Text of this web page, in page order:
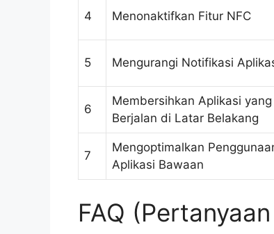
4 Menonaktifkan Fitur NFC
5 Mengurangi Notifikasi
6
Membersihkan Aplikasi yang
Berjalan di Latar Belakang
7
Mengoptimalkan
Aplikasi Bawaan
FAQ